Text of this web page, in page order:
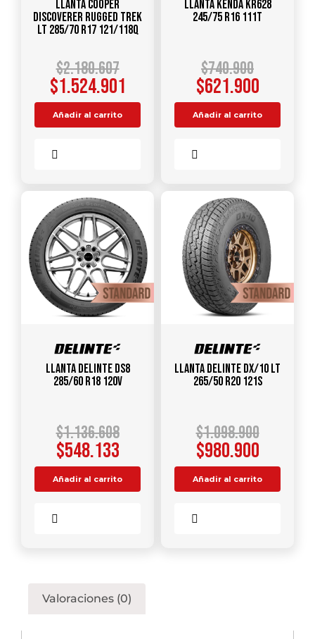
Llanta COOPER
DISCOVERER RUGGED TREK
LT 285/70 R17 121/118Q
$2.180.607
$1.524.901
Añadir al carrito
Llanta KENDA KR628
245/75 R16 111T
$740.900
$621.900
Añadir al carrito
Llanta DELINTE DS8
285/60 R18 120V
$1.136.608
$548.133
Añadir al carrito
Llanta DELINTE DX/10 LT
265/50 R20 121S
$1.098.900
$980.900
Añadir al carrito
Valoraciones (0)